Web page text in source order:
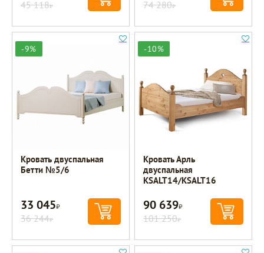
45 118Р 74 280Р
-9%
Кровать двуспальная
Бетти №5/6
33 045Р
36 244Р
-10%
Кровать Арль
двуспальная
KSALT14/KSALT16
90 639Р
101 250Р